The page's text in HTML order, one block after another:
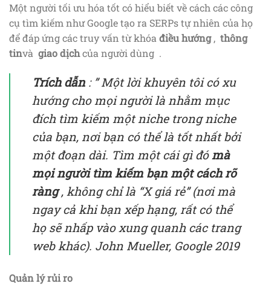
Một người tối ưu hóa tốt có hiểu biết về cách các công
cụ tìm kiếm như Google tạo ra SERPs tự nhiên của họ
để đáp ứng các truy vấn từ khóađiều hướng, thông
tinvà giao dịchcủa người dùng .
Trích dẫn : ”Một lời khuyên tôi có xu
hướng cho mọi người là nhằm mục
đích tìm kiếm một niche trong niche
của bạn, nơi bạn có thể là tốt nhất bởi
một đoạn dài. Tìm một cái gì đómà
mọi người tìm kiếm bạn một cách rõ
ràng, không chỉ là “X giá rẻ” (nơi mà
ngay cả khi bạn xếp hạng, rất có thể
họ sẽ nhấp vào xung quanh các trang
web khác). John Mueller, Google 2019
Quản lý rủi ro